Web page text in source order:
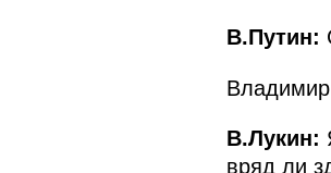
В.Путин:
В.Лукин:
вряд ли